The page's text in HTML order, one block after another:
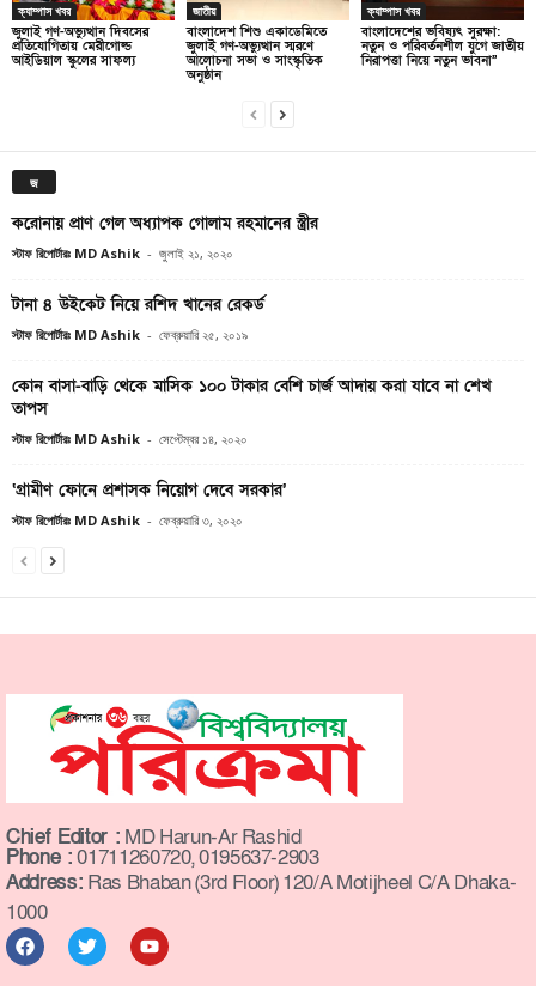
ক্যাম্পাস খবর
জুলাই গণ-অভ্যুত্থান দিবসের
প্রতিযোগিতায় মেরীগোল্ড
আইডিয়াল স্কুলের সাফল্য
জাতীয়
বাংলাদেশ শিশু একাডেমিতে
জুলাই গণ-অভ্যুত্থান স্মরণে
আলোচনা সভা ও সাংস্কৃতিক
অনুষ্ঠান
ক্যাম্পাস খবর
বাংলাদেশের ভবিষ্যৎ সুরক্ষা:
নতুন ও পরিবর্তনশীল যুগে জাতীয়
নিরাপত্তা নিয়ে নতুন ভাবনা”
জ
করোনায় প্রাণ গেল অধ্যাপক গোলাম রহমানের স্ত্রীর
স্টাফ রিপোর্টারঃ MD Ashik - জুলাই ২১, ২০২০
টানা ৪ উইকেট নিয়ে রশিদ খানের রেকর্ড
স্টাফ রিপোর্টারঃ MD Ashik - ফেব্রুয়ারি ২৫, ২০১৯
কোন বাসা-বাড়ি থেকে মাসিক ১০০ টাকার বেশি চার্জ আদায় করা যাবে না শেখ
তাপস
স্টাফ রিপোর্টারঃ MD Ashik - সেপ্টেম্বর ১৪, ২০২০
‘গ্রামীণ ফোনে প্রশাসক নিয়োগ দেবে সরকার’
স্টাফ রিপোর্টারঃ MD Ashik - ফেব্রুয়ারি ৩, ২০২০
Chief Editor : MD Harun-Ar Rashid
Phone :01711260720, 0195637-2903
Address: Ras Bhaban (3rd Floor) 120/A Motijheel C/A Dhaka-
1000